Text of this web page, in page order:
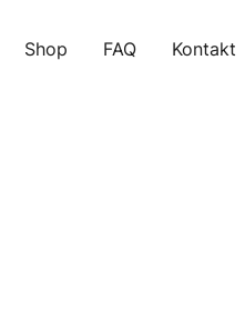
Shop FAQ Kontakt